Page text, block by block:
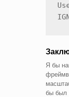
Я бы
бы был